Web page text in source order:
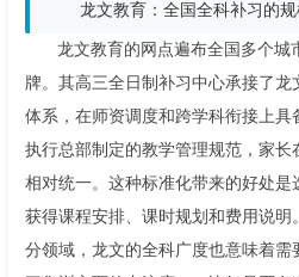
龙文教育：全国全科补习的
龙文教育的网点遍布全国多个城
牌。其高三全日制补习中心承接了
体系，在师资调度和跨学科衔接上具
执行总部制定的教学管理规范，家长
相对统一。这种标准化带来的好处
获得课程安排、课时规划和费用说明
分领域，龙文的全科广度也意味着需